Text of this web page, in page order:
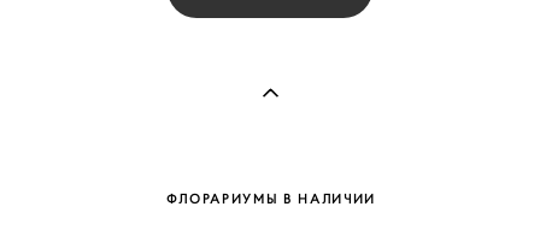
ФЛОРАРИУМЫ В НАЛИЧИИ